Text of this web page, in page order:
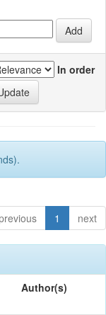
In order
1 next
Author(s)